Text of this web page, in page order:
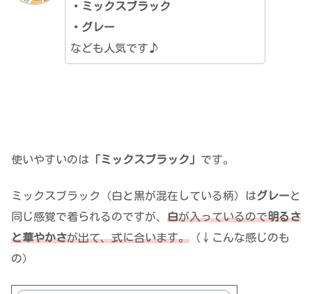
・ミックスブラック
・グレー
なども人気です♪
使いやすいのは 「ミックスブラック」 です。
ミックスブラック（白と黒が混在している柄）はグレーと
同じ感覚で着られるのですが、 白が入っているので明るさ
と華やかさが出て、式に合います。 （↓こんな感じのも
の）